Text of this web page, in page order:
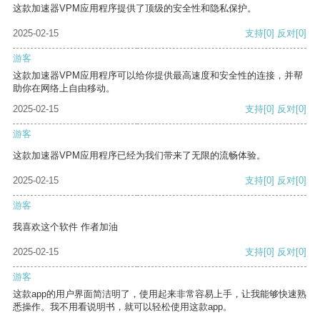
这款加速器VPM应用程序提供了顶级的安全性和隐私保护。
2025-02-15 支持[0] 反对[0]
游客
这款加速器VPM应用程序可以给你提供最高速度和安全性的连接，并帮
助你在网络上自由移动。
2025-02-15
支持[0] 反对[0]
游客
这款加速器VPM应用程序已经为我们带来了无限的流畅体验。
2025-02-15 支持[0] 反对[0]
游客
我喜欢这个软件 作者加油
2025-02-15 支持[0] 反对[0]
游客
这款app的用户界面简洁明了，使用起来非常容易上手，让我能够快速熟
悉操作。我不用看说明书，就可以轻松使用这款app。